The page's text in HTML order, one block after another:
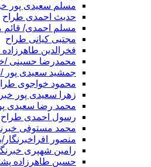
مسلم سعیدی پور
حدیث احمدی طراح
مسلم احمدی/ قائم
مجتبی کیانی طراح
فخرالدین طاهرزاده
محمدرضا حسینی /
جمشید سعیدی پور /
محمود خواجوی
زهرا سعیدی پور
محمد رضا سعیدی
رسول احمدی طراح
محمد مستوفی
منصور
رامین شهپری
حسین طاهرزاده